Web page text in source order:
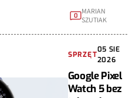
0
MARIAN
SZUTIAK
SPRZĘT
05 SIE
2026
Google Pixel
Watch 5 bez